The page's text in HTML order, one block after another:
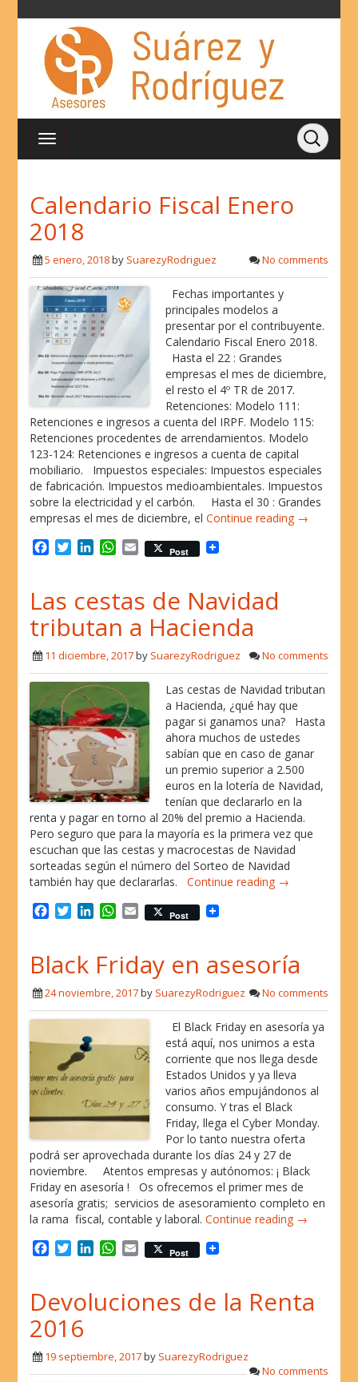
Calendario Fiscal Enero
2018
5 enero, 2018by SuarezyRodriguez No comments
Fechas importantes y
principales modelos a
presentar por el contribuyente.
Calendario Fiscal Enero 2018.
Hasta el 22 : Grandes
empresas el mes de diciembre,
el resto el 4º TR de 2017.
Retenciones: Modelo 111:
Retenciones e ingresos a cuenta del IRPF. Modelo 115:
Retenciones procedentes de arrendamientos. Modelo
123-124: Retenciones e ingresos a cuenta de capital
mobiliario. Impuestos especiales: Impuestos especiales
de fabricación. Impuestos medioambientales. Impuestos
sobre la electricidad y el carbón. Hasta el 30 : Grandes
empresas el mes de diciembre, elContinue reading →
e
b
o
k
T
t
t
e
k
e
d
n
W
t
s
A
p
E
i
l
Post
Las cestas de Navidad
tributan a Hacienda
11 diciembre, 2017by SuarezyRodriguez No comments
Las cestas de Navidad tributan
a Hacienda, ¿qué hay que
pagar si ganamos una? Hasta
ahora muchos de ustedes
sabían que en caso de ganar
un premio superior a 2.500
euros en la lotería de Navidad,
tenían que declararlo en la
renta y pagar en torno al 20% del premio a Hacienda.
Pero seguro que para la mayoría es la primera vez que
escuchan que las cestas y macrocestas de Navidad
sorteadas según el número del Sorteo de Navidad
también hay que declararlas.Continue reading →
e
b
o
o
k
T
t
t
e
r
k
e
d
I
n
W
t
s
A
p
p
E
l
Post
Black Friday en asesoría
24 noviembre, 2017by SuarezyRodriguez No comments
El Black Friday en asesoría ya
está aquí, nos unimos a esta
corriente que nos llega desde
Estados Unidos y ya lleva
varios años empujándonos al
consumo. Y tras el Black
Friday, llega el Cyber Monday.
Por lo tanto nuestra oferta
podrá ser aprovechada durante los días 24 y 27 de
noviembre. Atentos empresas y autónomos: ¡ Black
Friday en asesoría ! Os ofrecemos el primer mes de
asesoría gratis; servicios de asesoramiento completo en
la rama fiscal, contable y laboral.Continue reading →
e
b
o
k
T
t
t
e
k
e
n
W
t
s
p
E
i
l
Post
Devoluciones de la Renta
2016
19 septiembre, 2017by SuarezyRodriguez
No comments